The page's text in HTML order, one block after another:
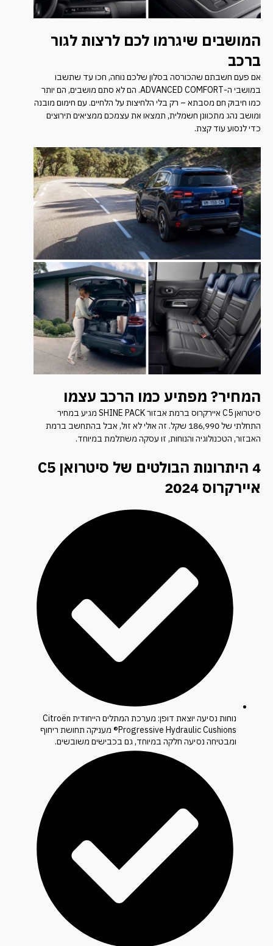
המושבים שיגרמו לכם לרצות לגור
ברכב
אם פעם חשבתם שהכורסה בסלון שלכם נוחה, חכו עד שתשבו
במושבי ה-ADVANCED COMFORT. הם לא סתם מושבים, הם יותר
כמו חיבוק חם מסבתא – רק בלי הלחיצות על הלחיים. עם חימום מובנה
ומושב נהג מתכוונן חשמלית, תמצאו את עצמכם ממציאים תירוצים
כדי לנסוע עוד קצת.
המחיר? מפתיע כמו הרכב עצמו
סיטרואן C5 איירקרוס ברמת אבזור SHINE PACK מגיע במחיר
התחלתי של 186,990 שקל. זה אולי לא זול, אבל בהתחשב ברמת
האבזור, הטכנולוגיה והנוחות, זו עסקה משתלמת במיוחד.
4 היתרונות הבולטים של סיטרואן C5
איירקרוס 2024
נוחות נסיעה יוצאת דופן: מערכת המתלים הייחודית Citroën
Progressive Hydraulic Cushions® מעניקה תחושת ריחוף
ומבטיחה נסיעה חלקה במיוחד, גם בכבישים משובשים.